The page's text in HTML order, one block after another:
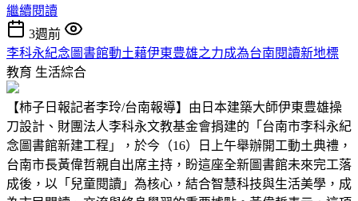
繼續閱讀
3週前
李科永紀念圖書館動土藉伊東豊雄之力成為台南閱讀新地標
教育 生活綜合
【柿子日報記者李玲/台南報導】由日本建築大師伊東豊雄操
刀設計、財團法人李科永文教基金會捐建的「台南市李科永紀
念圖書館新建工程」，於今（16）日上午舉辦開工動土典禮，
台南市長黃偉哲親自出席主持，盼這座全新圖書館未來完工落
成後，以「兒童閱讀」為核心，結合智慧科技與生活美學，成